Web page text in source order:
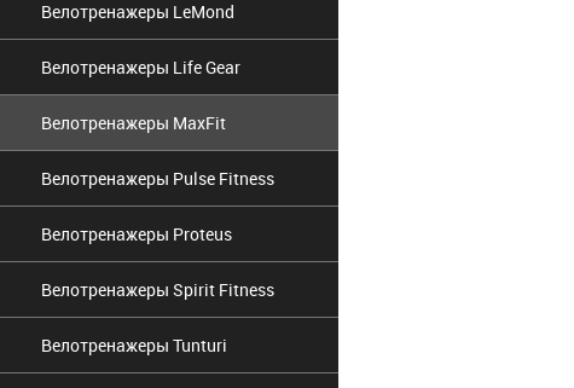
Велотренажеры LeMond
Велотренажеры Life Gear
Велотренажеры MaxFit
Велотренажеры Pulse Fitness
Велотренажеры Proteus
Велотренажеры Spirit Fitness
Велотренажеры Tunturi